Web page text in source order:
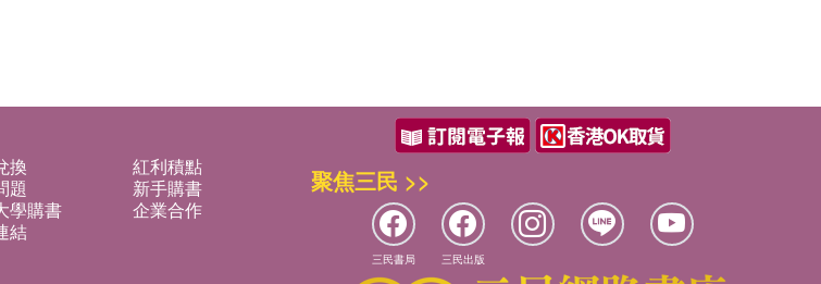
換
紅利積點
題
新手購書
學購書
企業合作
結
聚焦三民 >>
三民書局 三民出版